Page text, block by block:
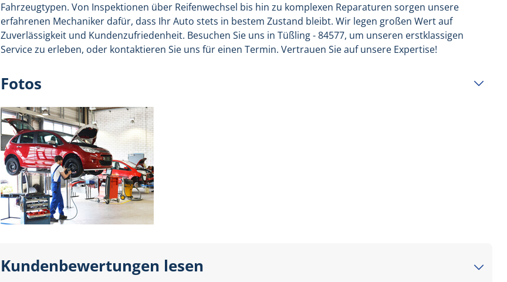
Fahrzeugtypen. Von Inspektionen über Reifenwechsel bis hin zu komplexen Reparaturen sorgen unsere
erfahrenen Mechaniker dafür, dass Ihr Auto stets in bestem Zustand bleibt. Wir legen großen Wert auf
Zuverlässigkeit und Kundenzufriedenheit. Besuchen Sie uns in Tüßling - 84577, um unseren erstklassigen
Service zu erleben, oder kontaktieren Sie uns für einen Termin. Vertrauen Sie auf unsere Expertise!
Fotos
Kundenbewertungen lesen